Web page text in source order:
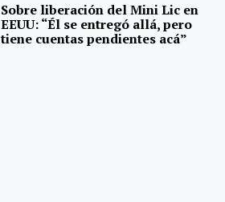
Sobre liberación del Mini Lic en
EEUU: “Él se entregó allá, pero
tiene cuentas pendientes acá”